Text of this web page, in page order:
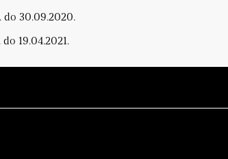
do 30.09.2020.
19.04.2021.